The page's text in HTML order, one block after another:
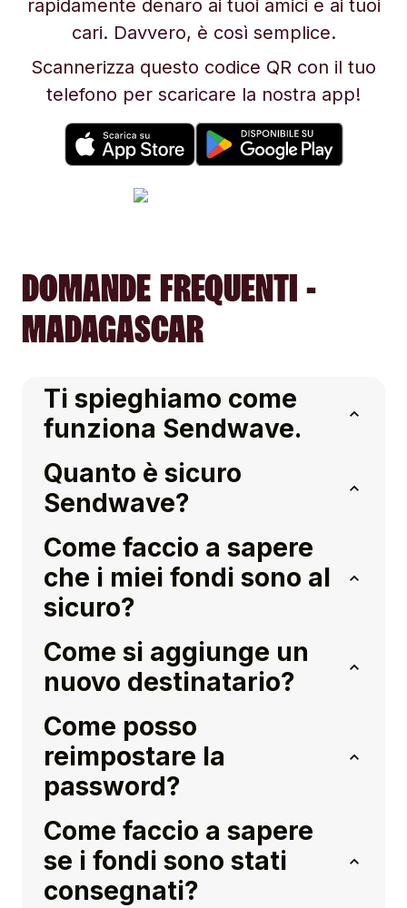
rapidamente denaro ai tuoi amici e ai tuoi
cari. Davvero, è così semplice.
Scannerizza questo codice QR con il tuo
telefono per scaricare la nostra app!
DOMANDE FREQUENTI -
MADAGASCAR
Ti spieghiamo come
funziona Sendwave.
Quanto è sicuro
Sendwave?
Come faccio a sapere
che i miei fondi sono al
sicuro?
Come si aggiunge un
nuovo destinatario?
Come posso
reimpostare la
password?
Come faccio a sapere
se i fondi sono stati
consegnati?